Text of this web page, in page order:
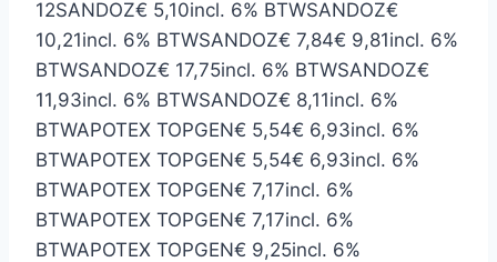
12SANDOZ€ 5,10incl. 6% BTWSANDOZ€
10,21incl. 6% BTWSANDOZ€ 7,84€ 9,81incl. 6%
BTWSANDOZ€ 17,75incl. 6% BTWSANDOZ€
11,93incl. 6% BTWSANDOZ€ 8,11incl. 6%
BTWAPOTEX TOPGEN€ 5,54€ 6,93incl. 6%
BTWAPOTEX TOPGEN€ 5,54€ 6,93incl. 6%
BTWAPOTEX TOPGEN€ 7,17incl. 6%
BTWAPOTEX TOPGEN€ 7,17incl. 6%
BTWAPOTEX TOPGEN€ 9,25incl. 6%